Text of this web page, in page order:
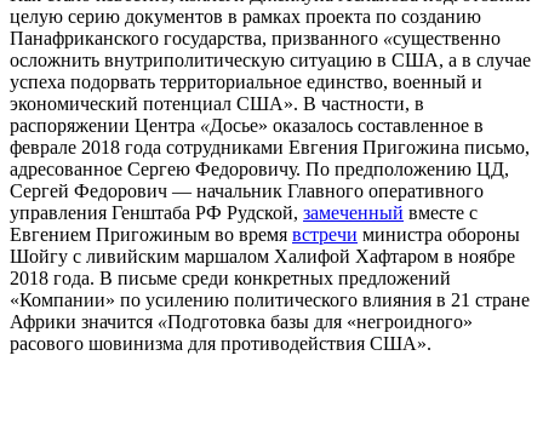
целую серию документов в рамках проекта по созданию
Панафриканского государства, призванного «существенно
осложнить внутриполитическую ситуацию в США, а в случае
успеха подорвать территориальное единство, военный и
экономический потенциал США». В частности, в
распоряжении Центра «Досье» оказалось составленное в
феврале 2018 года сотрудниками Евгения Пригожина письмо,
адресованное Сергею Федоровичу. По предположению ЦД,
Сергей Федорович — начальник Главного оперативного
управления Генштаба РФ Рудской, замеченный вместе с
Евгением Пригожиным во время встречи министра обороны
Шойгу с ливийским маршалом Халифой Хафтаром в ноябре
2018 года. В письме среди конкретных предложений
«Компании» по усилению политического влияния в 21 стране
Африки значится «Подготовка базы для «негроидного»
расового шовинизма для противодействия США».